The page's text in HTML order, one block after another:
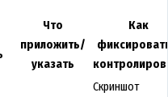
Что
приложить/
указать
Как
Скриншот